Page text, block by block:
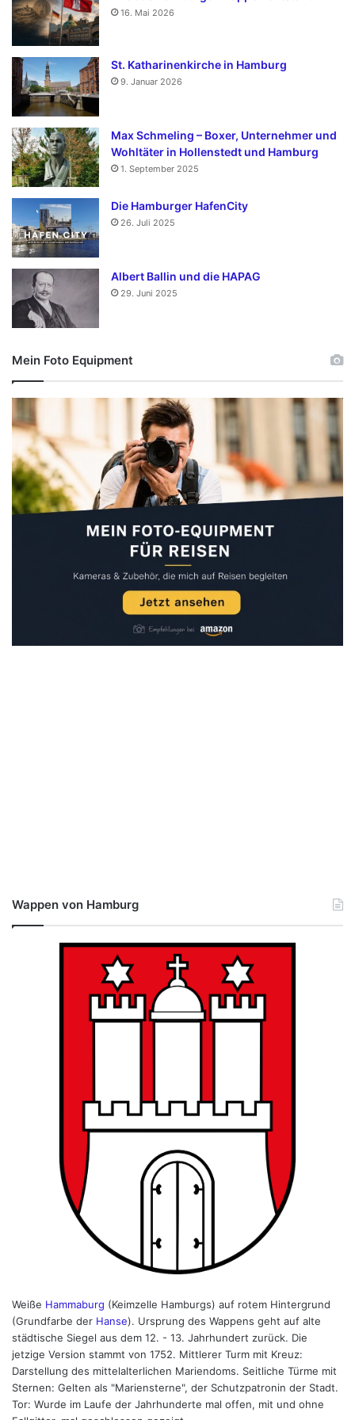
16. Mai 2026
St. Katharinenkirche in Hamburg
9. Januar 2026
Max Schmeling – Boxer, Unternehmer und
Wohltäter in Hollenstedt und Hamburg
1. September 2025
Die Hamburger HafenCity
26. Juli 2025
Albert Ballin und die HAPAG
29. Juni 2025
Mein Foto Equipment
Wappen von Hamburg
Weiße Hammaburg (Keimzelle Hamburgs) auf rotem Hintergrund
(Grundfarbe der Hanse). Ursprung des Wappens geht auf alte
städtische Siegel aus dem 12. - 13. Jahrhundert zurück. Die
jetzige Version stammt von 1752. Mittlerer Turm mit Kreuz:
Darstellung des mittelalterlichen Mariendoms. Seitliche Türme mit
Sternen: Gelten als "Mariensterne", der Schutzpatronin der Stadt.
Tor: Wurde im Laufe der Jahrhunderte mal offen, mit und ohne